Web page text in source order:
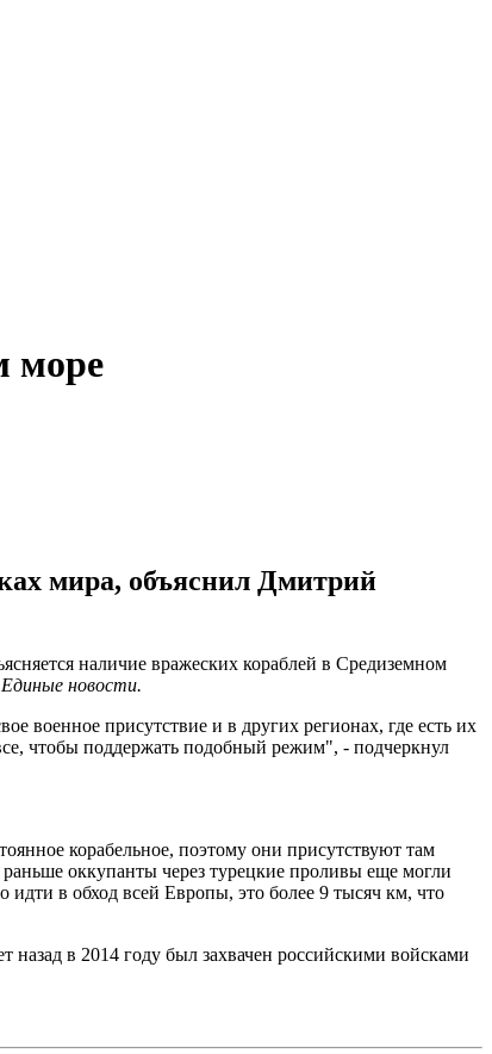
море
мира, объяснил Дмитрий
наличие вражеских кораблей в Средиземном
Единые новости.
военное присутствие и в других регионах, где есть их
чтобы поддержать подобный режим", - подчеркнул
корабельное, поэтому они присутствуют там
оккупанты через турецкие проливы еще могли
идти в обход всей Европы, это более 9 тысяч км, что
в 2014 году был захвачен российскими войсками